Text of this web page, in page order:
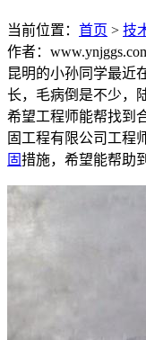
当前位置： 首页 > 技
作者：
昆明的小孙同学最近
长，毛病倒是不少，
希望工程师能帮找到
固工程有限公司工程
固措施，希望能帮助